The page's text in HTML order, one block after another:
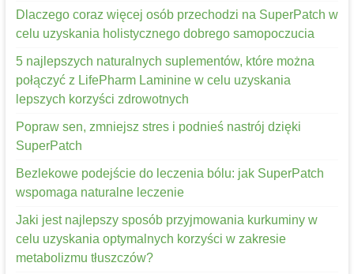
Dlaczego coraz więcej osób przechodzi na SuperPatch w
celu uzyskania holistycznego dobrego samopoczucia
5 najlepszych naturalnych suplementów, które można
połączyć z LifePharm Laminine w celu uzyskania
lepszych korzyści zdrowotnych
Popraw sen, zmniejsz stres i podnieś nastrój dzięki
SuperPatch
Bezlekowe podejście do leczenia bólu: jak SuperPatch
wspomaga naturalne leczenie
Jaki jest najlepszy sposób przyjmowania kurkuminy w
celu uzyskania optymalnych korzyści w zakresie
metabolizmu tłuszczów?